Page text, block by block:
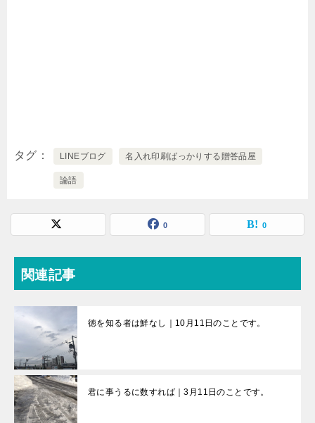
タグ LINEブログ 名入れ印刷ばっかりする贈答品屋
論語
0 0
関連記事
徳を知る者は鮮なし｜10月11日のことです。
君に事うるに数すれば｜3月11日のことです。